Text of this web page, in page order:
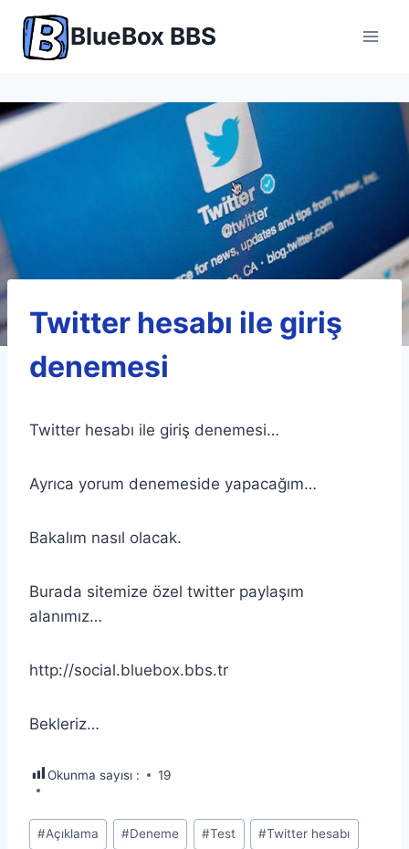
content
BlueBox BBS
Twitter hesabı ile giriş
denemesi
Twitter hesabı ile giriş denemesi…
Ayrıca yorum denemeside yapacağım…
Bakalım nasıl olacak.
Burada sitemize özel twitter paylaşım
alanımız…
http://social.bluebox.bbs.tr
Bekleriz…
Okunma sayısı : 19
Post
#Açıklama #Deneme #Test #Twitter hesabı